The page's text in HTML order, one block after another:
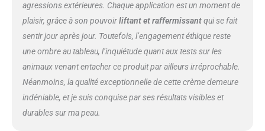
jeunesse grâce à ce soin pour le
visage UTILISATION: Appliquer la
crème hydratante visage
Prevage , afin de transformer
skincare peut être utilisé en
complément du soin pour le
visage Superstart Booster
agressions extérieures. Chaque application est un moment de
plaisir, grâce à son pouvoirliftant et raffermissantqui se fait
sentir jour après jour. Toutefois, l’engagement éthique reste
une ombre au tableau, l’inquiétude quant aux tests sur les
animaux venant entacher ce produit par ailleurs irréprochable.
Néanmoins, la qualité exceptionnelle de cette crème demeure
indéniable, et je suis conquise par ses résultats visibles et
durables sur ma peau.